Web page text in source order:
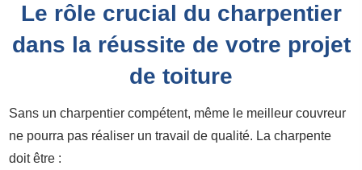
Le rôle crucial du charpentier
dans la réussite de votre projet
de toiture
Sans un charpentier compétent, même le meilleur couvreur
ne pourra pas réaliser un travail de qualité. La charpente
doit être :